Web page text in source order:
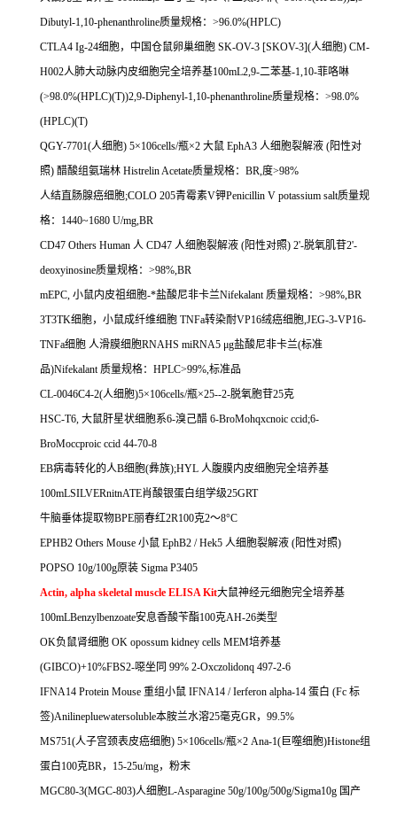
Dibutyl-1,10-phenanthroline质量规格： >96.0%(HPLC)
CTLA4 Ig-24细胞，中国仓鼠卵巢细胞 SK-OV-3 [SKOV-3](人细胞) CM-
H002人肺大动脉内皮细胞完全培养基100mL2,9-二苯基-1,10-菲咯啉
(>98.0%(HPLC)(T))2,9-Diphenyl-1,10-phenanthroline质量规格： >98.0%
(HPLC)(T)
QGY-7701(人细胞) 5×106cells/瓶×2 大鼠 EphA3 人细胞裂解液 (阳性对
照) 醋酸组氨瑞林 Histrelin Acetate质量规格： BR,度>98%
人结直肠腺癌细胞;COLO 205青霉素V钾Penicillin V potassium salt质量规
格： 1440~1680 U/mg,BR
CD47 Others Human 人 CD47 人细胞裂解液 (阳性对照) 2'-脱氧肌苷2'-
deoxyinosine质量规格： >98%,BR
mEPC, 小鼠内皮祖细胞-*盐酸尼非卡兰Nifekalant质量规格： >98%,BR
3T3TK细胞，小鼠成纤维细胞 TNFa转染耐VP16绒癌细胞,JEG-3-VP16-
TNFa细胞 人滑膜细胞RNAHS miRNA5 μg盐酸尼非卡兰(标准
品)Nifekalant质量规格： HPLC>99%,标准品
CL-0046C4-2(人细胞)5×106cells/瓶×25--2-脱氧胞苷25克
HSC-T6, 大鼠肝星状细胞系6-溴己醋 6-BroMohqxcnoic ccid;6-
BroMoccproic ccid 44-70-8
EB病毒转化的人B细胞(彝族);HYL 人腹膜内皮细胞完全培养基
100mLSILVERnitnATE肖酸银蛋白组学级25GRT
牛脑垂体提取物BPE丽春红2R100克2～8°C
EPHB2 Others Mouse 小鼠 EphB2 / Hek5 人细胞裂解液 (阳性对照)
POPSO 10g/100g原装 Sigma P3405
Actin, alpha skeletal muscle ELISA Kit大鼠神经元细胞完全培养基
100mLBenzylbenzoate安息香酸苄酯100克AH-26类型
OK负鼠肾细胞 OK opossum kidney cells MEM培养基
(GIBCO)+10%FBS2-噁坐同 99% 2-Oxczolidonq 497-2-6
IFNA14 Protein Mouse 重组小鼠 IFNA14 / Ierferon alpha-14 蛋白 (Fc 标
签)Anilinepluewatersoluble本胺兰水溶25毫克GR， 99.5%
MS751(人子宫颈表皮癌细胞) 5×106cells/瓶×2 Ana-1( 巨噬细胞)Histone组
蛋白 100克BR， 15-25u/mg，粉末
MGC80-3(MGC-803)人细胞L-Asparagine 50g/100g/500g/Sigma10g 国产